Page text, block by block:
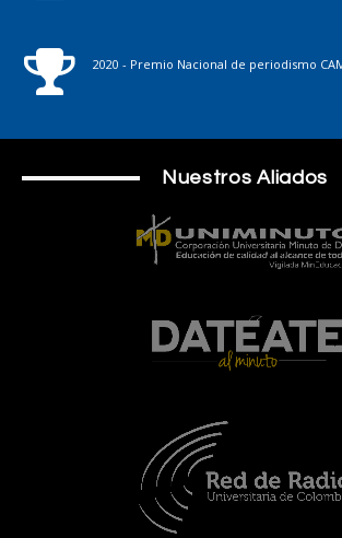
2020 - Premio Nacional de periodismo
Nuestros Aliados